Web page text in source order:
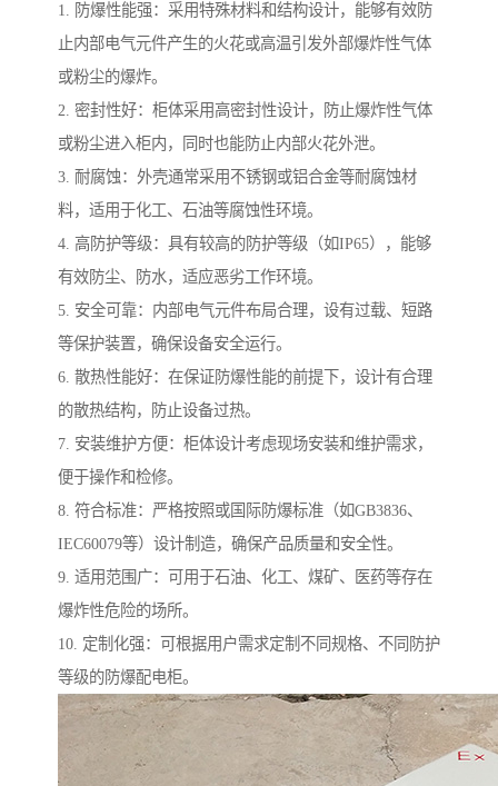
1. 防爆性能强：采用特殊材料和结构设计，能够有效防
止内部电气元件产生的火花或高温引发外部爆炸性气体
或粉尘的爆炸。
2. 密封性好：柜体采用高密封性设计，防止爆炸性气体
或粉尘进入柜内，同时也能防止内部火花外泄。
3. 耐腐蚀：外壳通常采用不锈钢或铝合金等耐腐蚀材
料，适用于化工、石油等腐蚀性环境。
4. 高防护等级：具有较高的防护等级（如IP65），能够
有效防尘、防水，适应恶劣工作环境。
5. 安全可靠：内部电气元件布局合理，设有过载、短路
等保护装置，确保设备安全运行。
6. 散热性能好：在保证防爆性能的前提下，设计有合理
的散热结构，防止设备过热。
7. 安装维护方便：柜体设计考虑现场安装和维护需求，
便于操作和检修。
8. 符合标准：严格按照或国际防爆标准（如GB3836、
IEC60079等）设计制造，确保产品质量和安全性。
9. 适用范围广：可用于石油、化工、煤矿、医药等存在
爆炸性危险的场所。
10. 定制化强：可根据用户需求定制不同规格、不同防护
等级的防爆配电柜。